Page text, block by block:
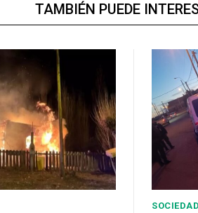
TAMBIÉN PUEDE
SOCIEDAD